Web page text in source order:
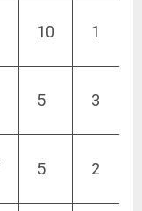
10 1
5 3
5 2